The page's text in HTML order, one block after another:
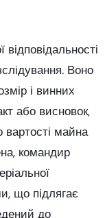
Воно
і винних
або висновок,
майна
командир
що підлягає
до